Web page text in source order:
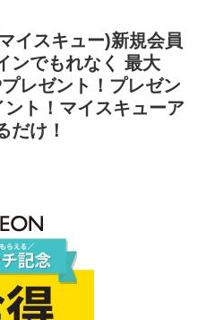
イスキュー)新規会員
ンでもれなく 最大
レゼント！プレゼン
ント！マイスキューア
だけ！